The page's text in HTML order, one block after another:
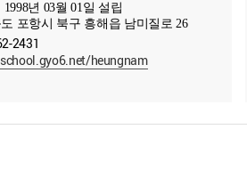
년 03월 01일 설립
포항시 북구 흥해읍 남미질로 26
2431
heungnam